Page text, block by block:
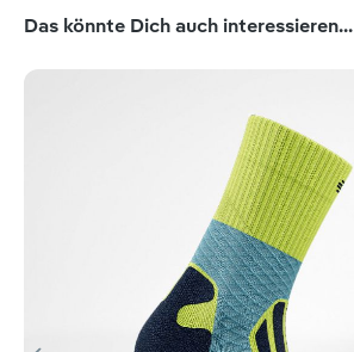
Produktgalerie überspringen
Das könnte Dich auch interessieren...